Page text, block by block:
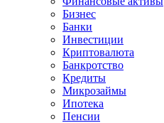
Бизнес
Банки
Инвестиции
Криптовалюта
Банкротство
Кредиты
Микрозаймы
Ипотека
Пенсии